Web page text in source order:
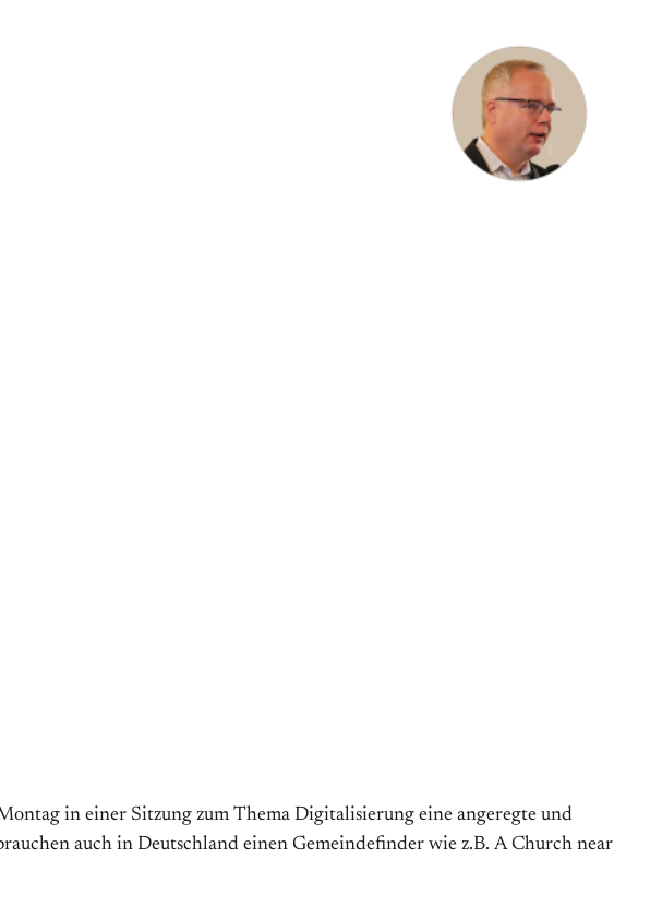
in einer Sitzung zum Thema Digitalisierung eine angeregte und
auch in Deutschland einen Gemeindefinder wie z.B. A Church near